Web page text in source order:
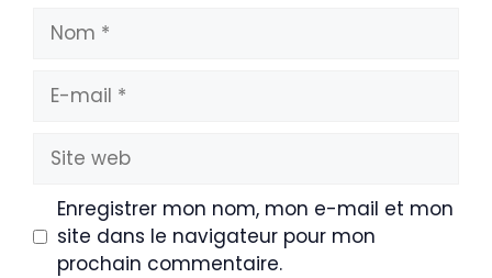
Nom
mail
Site
web
Enregistrer mon nom, mon e-mail et mon
site dans le navigateur pour mon
prochain commentaire.